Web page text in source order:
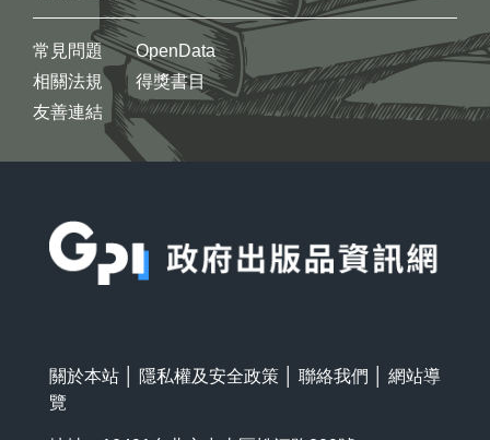
常見問題
相關法規
友善連結
OpenData
得獎書目
關於本站 隱私權及安全政策 聯絡我們
網站導
覽